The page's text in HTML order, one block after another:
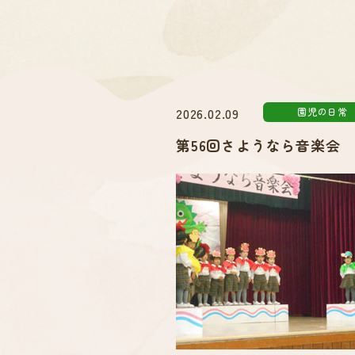
2026.02.09 園児の日常
第56回さようなら音楽会